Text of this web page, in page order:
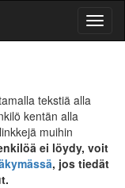
tekstiä alla
kentän alla
muihin
ei löydy, voit
, jos tiedät